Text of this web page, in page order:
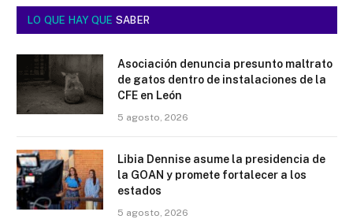
LO QUE HAY QUE SABER
Asociación denuncia presunto maltrato
de gatos dentro de instalaciones de la
CFE en León
5 agosto, 2026
Libia Dennise asume la presidencia de
la GOAN y promete fortalecer a los
estados
5 agosto, 2026